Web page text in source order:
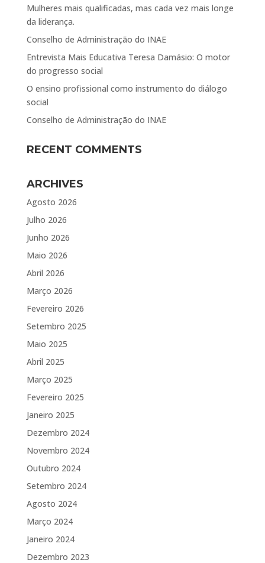
Mulheres mais qualificadas, mas cada vez mais longe
da liderança.
Conselho de Administração do INAE
Entrevista Mais Educativa Teresa Damásio: O motor
do progresso social
O ensino profissional como instrumento do diálogo
social
Conselho de Administração do INAE
RECENT COMMENTS
ARCHIVES
Agosto 2026
Julho 2026
Junho 2026
Maio 2026
Abril 2026
Março 2026
Fevereiro 2026
Setembro 2025
Maio 2025
Abril 2025
Março 2025
Fevereiro 2025
Janeiro 2025
Dezembro 2024
Novembro 2024
Outubro 2024
Setembro 2024
Agosto 2024
Março 2024
Janeiro 2024
Dezembro 2023